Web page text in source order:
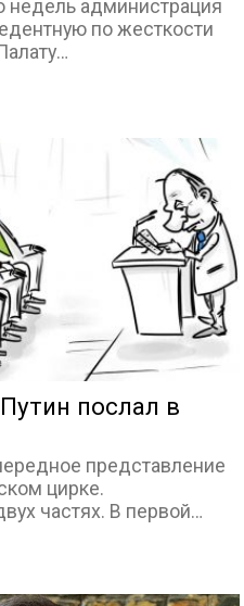
недель администрация
по жесткости
представление
цирке.
частях. В первой…
послал в